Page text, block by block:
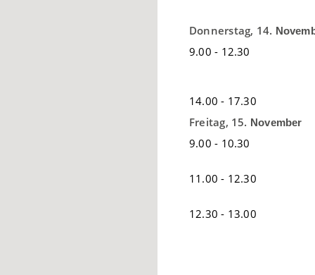
Donnerstag, 14.
9.00 - 12.30
14.00 - 17.30
Freitag, 15. November
9.00 - 10.30
11.00 - 12.30
12.30 - 13.00